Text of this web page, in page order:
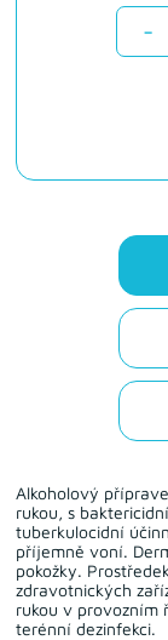
-
Alkoholový
rukou, s
tuberkulocidní
příjemně voní.
pokožky.
zdravotnických
rukou v provozním
terénní dezinfekci.